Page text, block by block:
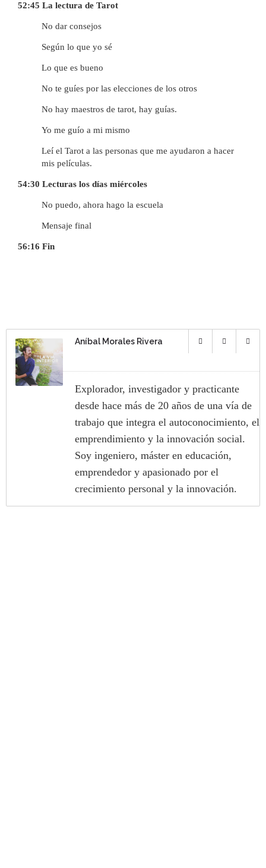
52:45 La lectura de Tarot
No dar consejos
Según lo que yo sé
Lo que es bueno
No te guíes por las elecciones de los otros
No hay maestros de tarot, hay guías.
Yo me guío a mi mismo
Leí el Tarot a las personas que me ayudaron a hacer
mis películas.
54:30 Lecturas los días miércoles
No puedo, ahora hago la escuela
Mensaje final
56:16 Fin
Aníbal Morales Rivera
Explorador, investigador y practicante
desde hace más de 20 años de una vía de
trabajo que integra el autoconocimiento, el
emprendimiento y la innovación social.
Soy ingeniero, máster en educación,
emprendedor y apasionado por el
crecimiento personal y la innovación.